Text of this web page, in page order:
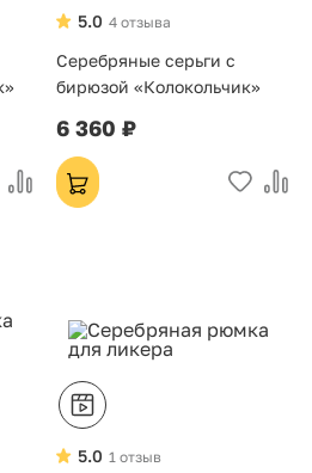
4 отзыва
5.0
Серебряные серьги с
бирюзой «Колокольчик»
6 360 ₽
1 отзыв
5.0